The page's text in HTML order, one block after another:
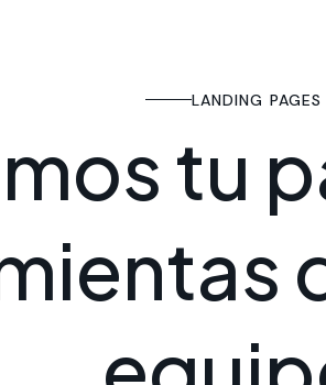
LANDING PAGES
mostu p
ientas